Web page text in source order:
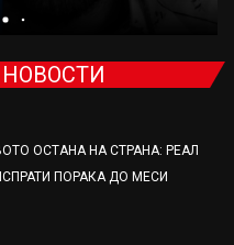
ОСТАНА НА СТРАНА: РЕАЛ
ПОРАКА ДО МЕСИ